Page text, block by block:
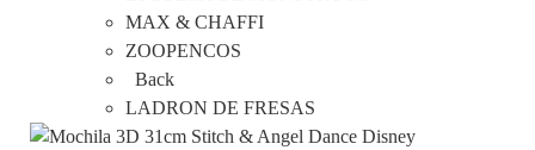
MAX & CHAFFI
ZOOPENCOS
Back
LADRON DE FRESAS